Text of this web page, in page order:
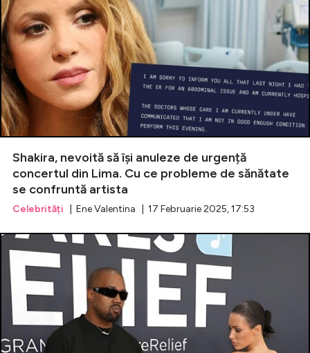
Shakira, nevoită să își anuleze de urgență
concertul din Lima. Cu ce probleme de sănătate
se confruntă artista
Celebrități | Ene Valentina | 17 Februarie 2025, 17:53